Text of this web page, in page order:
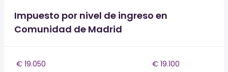
Impuesto por nivel de ingreso en
Comunidad de Madrid
€ 19.050
€ 19.100